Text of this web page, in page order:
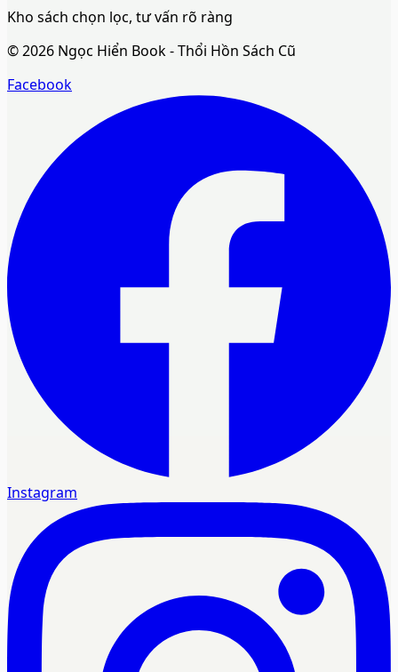
Kho sách chọn lọc, tư vấn rõ ràng
©2026 Ngọc Hiển Book - Thổi Hồn Sách Cũ
Facebook
Instagram